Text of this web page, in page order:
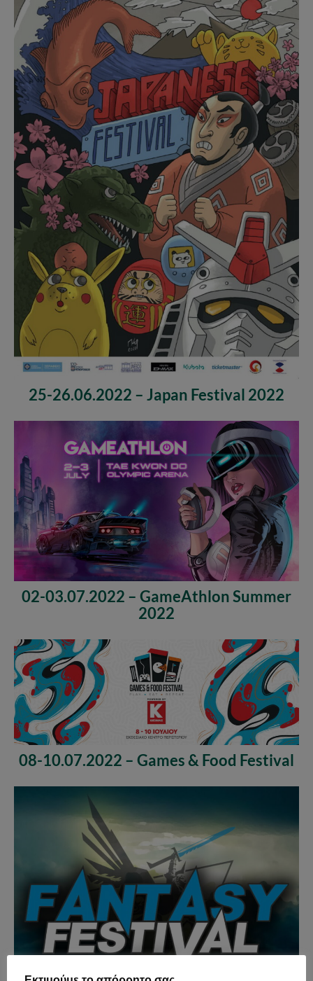
25-26.06.2022 – Japan Festival 2022
02-03.07.2022 – GameAthlon Summer
2022
08-10.07.2022 – Games & Food Festival